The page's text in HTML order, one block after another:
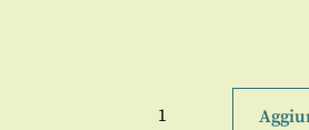
L'antiamericanismo